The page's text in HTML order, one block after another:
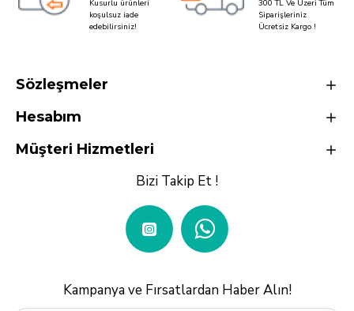
Kusurlu ürünleri
koşulsuz iade
edebilirsiniz!
300 TL Ve Üzeri Tüm
Siparişleriniz
Ücretsiz Kargo !
Sözleşmeler
Hesabım
Müşteri Hizmetleri
Bizi Takip Et !
Kampanya ve Fırsatlardan Haber Alın!